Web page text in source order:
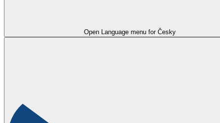
Open Language menu for Česky